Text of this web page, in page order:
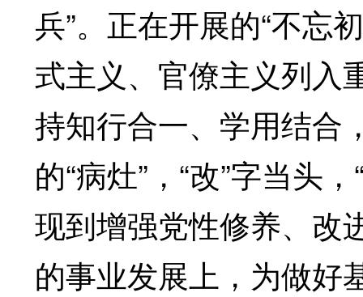
兵”。正在开展的“不忘
式主义、官僚主义列入
持知行合一、学用结合
的“病灶”，“改”字当头
现到增强党性修养、改
的事业发展上，为做好